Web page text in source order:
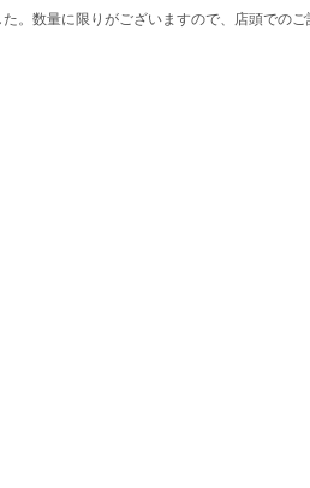
。数量に限りがございますので、店頭でのご